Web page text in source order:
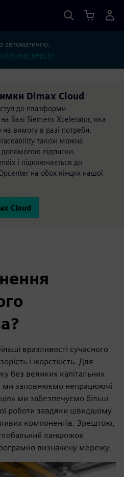
автоматично.
версії?
Dimax Cloud
до платформи
базі Siemens Xcelerator, яка
вимогу в разі потреби.
також можна
підписки.
і підключається до
на обох кінцях нашої
Cloud
вразливості сучасного
і жорсткість. Для
без великих капітальних
ми заповнюємо непрацюючі
ми забезпечуємо більш
роботи завдяки швидшому
компонентів. Зрештою,
ланцюжок
визначену мережу.